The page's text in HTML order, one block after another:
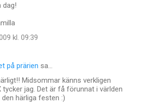
dag!
kl. 09:39
på prärien sa…
Midsommar känns verkligen
tycker jag. Det är få förunnat i världen
härliga festen :)